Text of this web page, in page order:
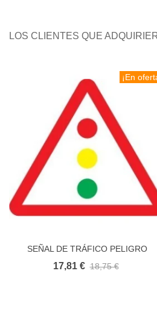
LOS CLIENTES QUE
¡En
Añadir al carrito
SEÑAL DE TRÁFICO PELIGRO
SEMÁFORO
17,81 € 18,75 €